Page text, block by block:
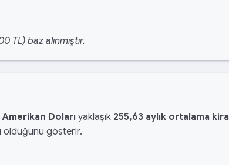
TL) baz alınmıştır.
Doları yaklaşık 255,63 aylık ortalama kira
olduğunu gösterir.